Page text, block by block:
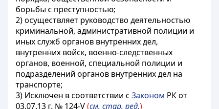
борьбы с преступностью;
2) осуществляет руководство деятельностью
криминальной, административной полиции и
иных служб органов внутренних дел,
внутренних войск, военно-следственных
органов, военной, специальной полиции и
подразделений органов внутренних дел на
транспорте;
3) Исключен в соответствии с Законом РК от
03.07.13 г. № 124-V(см. стар. ред.)